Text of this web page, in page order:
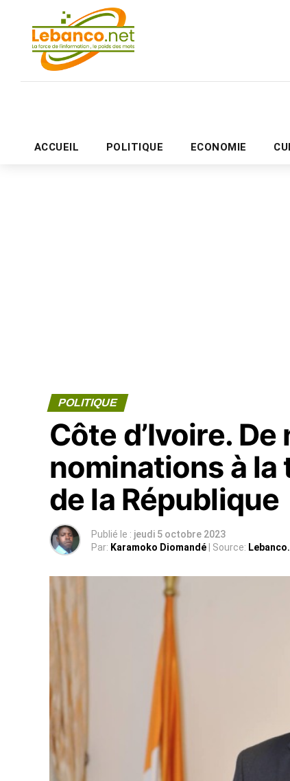
ACCUEIL POLITIQUE ECONOMIE
POLITIQUE
Côte d’Ivoire.
nominations à
de la République
Publié le : jeudi 5 octobre 2023
Par: Karamoko Diomandé | Source: